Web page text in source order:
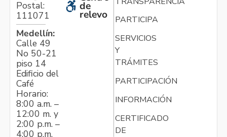
Postal:
111071
Medellín:
Calle 49
No 50-21
piso 14
Edificio del
Café
Horario:
8:00 a.m. –
12:00 m. y
2:00 p.m. –
4:00 p.m.
de
relevo
PARTICIPA
SERVICIOS
Y
TRÁMITES
PARTICIPACIÓN
INFORMACIÓN
CERTIFICADO
DE